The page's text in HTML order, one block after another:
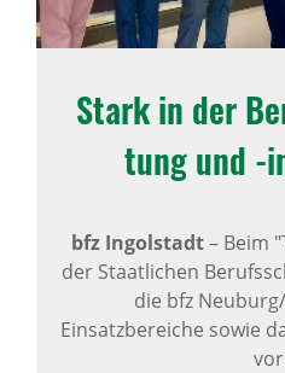
Stark in der
tung und -
bfz Ingolstadt– Beim
der Staatlichen
die bfz
Einsatzbereiche sowie